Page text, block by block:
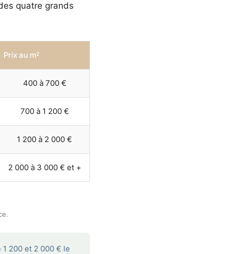
quatre grands
Prix au m²
400 à 700 €
700 à 1 200 €
1 200 à 2 000 €
2 000 à 3 000 € et +
200 et 2 000 € le